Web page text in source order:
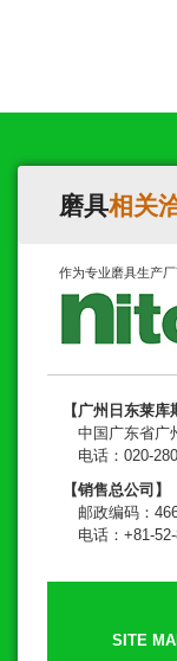
磨具相关
作为专业磨具生产
【广州日东莱库
中国广东省广
电话：020-
【销售总公司】
邮政编码：
电话：+81-
SITE